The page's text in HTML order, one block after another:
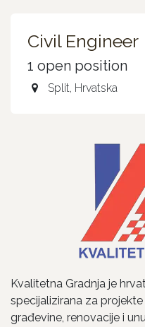
Civil Engineer
1 open position
Split, Hrvatska
Kvalitetna Gradnja je
specijalizirana za projekte
građevine, renovacije i